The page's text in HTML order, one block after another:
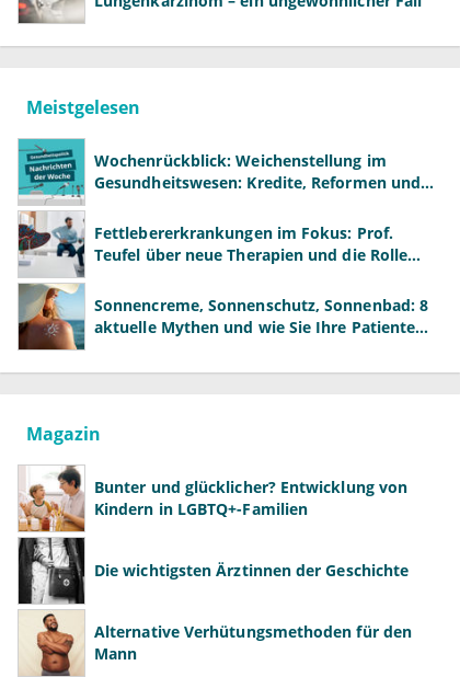
Meistgelesen
Wochenrückblick: Weichenstellung im
Gesundheitswesen: Kredite, Reformen und
Fettlebererkrankungen im Fokus: Prof.
Teufel über neue Therapien und die Rolle
Sonnencreme, Sonnenschutz, Sonnenbad: 8
aktuelle Mythen und wie Sie Ihre Patienten
Magazin
Bunter und glücklicher? Entwicklung von
Kindern in LGBTQ+-Familien
Die wichtigsten Ärztinnen der Geschichte
Alternative Verhütungsmethoden für den
Mann